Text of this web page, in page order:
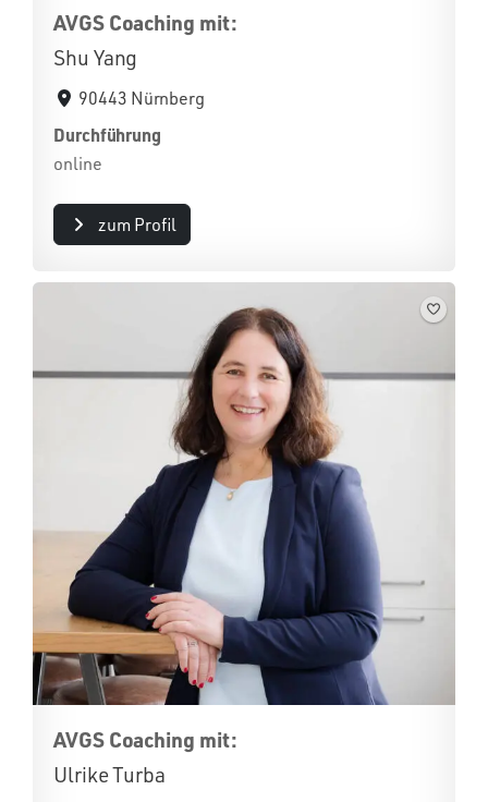
AVGS Coaching mit:
Shu Yang
90443 Nürnberg
Durchführung
online
zum Profil
AVGS Coaching mit:
Ulrike Turba